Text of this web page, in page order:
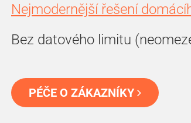
Nejmodernější řešení
Bez datového limitu
PÉČE O ZÁKAZNÍKY